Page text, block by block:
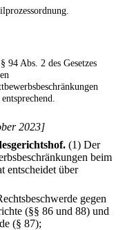
94 Abs. 2 des Gesetzes
2023]
(1) Der
beim
entscheidet über
gegen
(§§ 86 und 88) und
(§ 87);